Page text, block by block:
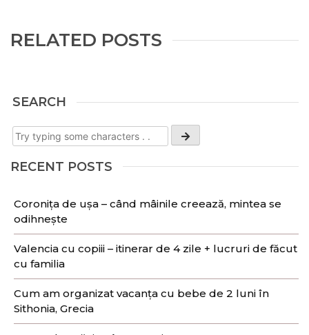
SEARCH
RECENT POSTS
Coronița de ușa – când mâinile creează, mintea se
odihnește
Valencia cu copiii – itinerar de 4 zile + lucruri de făcut
cu familia
Cum am organizat vacanța cu bebe de 2 luni în
Sithonia, Grecia
RELATED POSTS